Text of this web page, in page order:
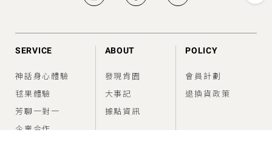
SERVICE
神話身心體驗
毬果體驗
芳聊一對一
企業合作
ABOUT
發現肯園
大事記
據點資訊
POLICY
會員計劃
退換貨政策